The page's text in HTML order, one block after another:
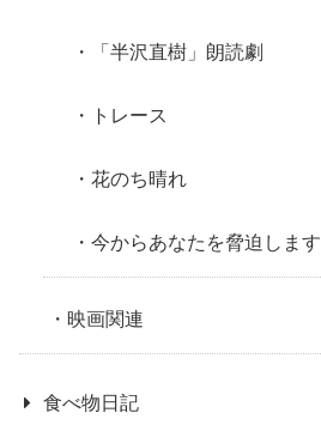
「半沢直樹」朗読劇
トレース
花のち晴れ
今からあなたを脅迫します
映画関連
食べ物日記